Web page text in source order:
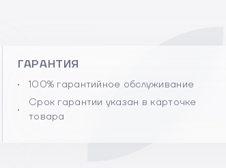
ГАРАНТИЯ
100% гарантийное обслуживание
Срок гарантии указан в карточке
товара